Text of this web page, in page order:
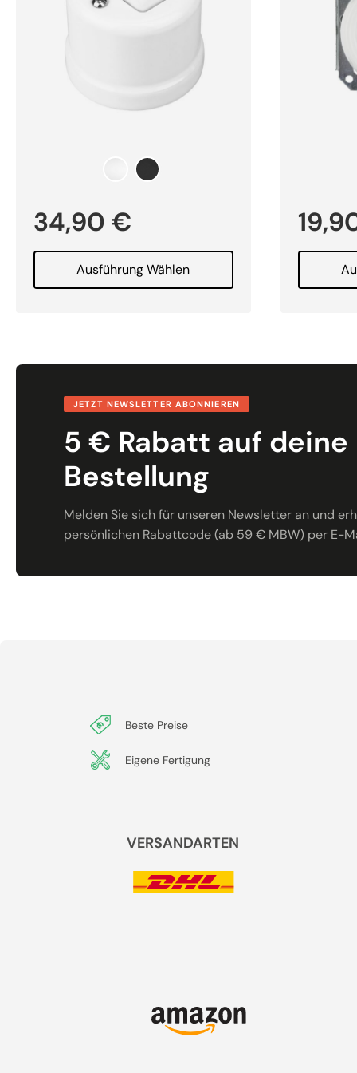
34,90 €
Ausführung Wählen
JETZT NEWSLETTER ABONNIEREN
5 € Rabatt auf
Bestellung
Melden Sie sich für unseren Newsletter an und
persönlichen Rabattcode (ab 59 € MBW) per E-
Beste Preise
Eigene Fertigung
VERSANDARTEN